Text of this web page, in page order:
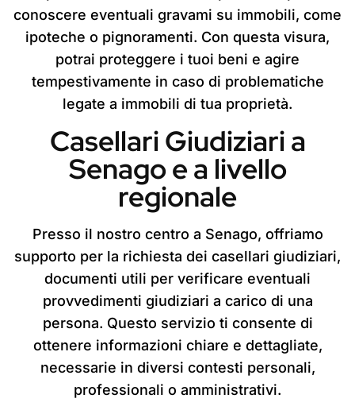
conoscere eventuali gravami su immobili, come
ipoteche o pignoramenti. Con questa visura,
potrai proteggere i tuoi beni e agire
tempestivamente in caso di problematiche
legate a immobili di tua proprietà.
Casellari Giudiziari a
Senago e a livello
regionale
Presso il nostro centro a Senago, offriamo
supporto per la richiesta dei casellari giudiziari,
documenti utili per verificare eventuali
provvedimenti giudiziari a carico di una
persona. Questo servizio ti consente di
ottenere informazioni chiare e dettagliate,
necessarie in diversi contesti personali,
professionali o amministrativi.